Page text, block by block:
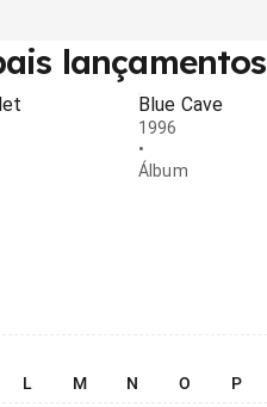
lançamentos
Blue Cave
1996
•
Álbum
L M N O P